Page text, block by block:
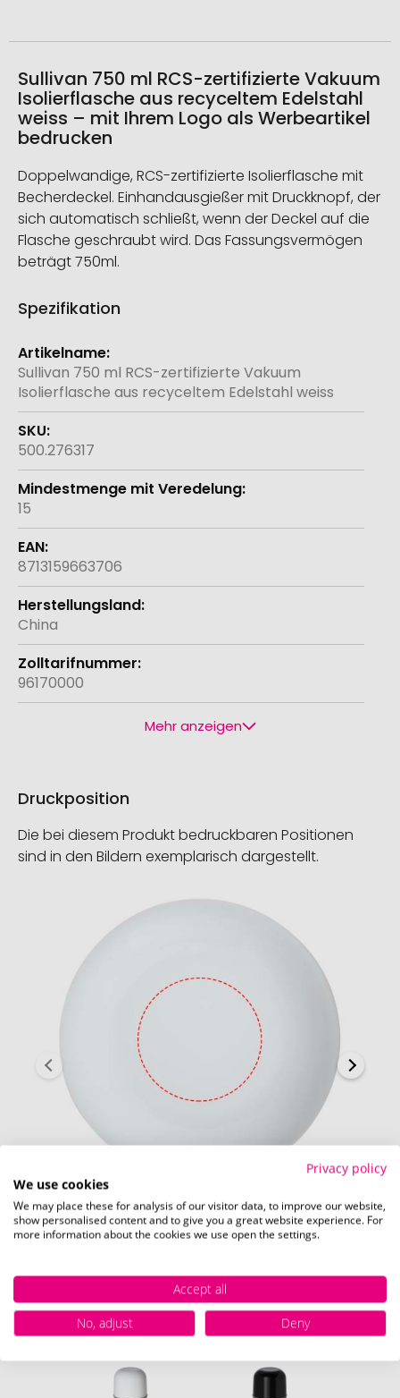
Sullivan 750 ml RCS-zertifizierte Vakuum
Isolierflasche aus recyceltem Edelstahl
weiss – mit Ihrem Logo als Werbeartikel
bedrucken
Doppelwandige, RCS-zertifizierte Isolierflasche mit
Becherdeckel. Einhandausgießer mit Druckknopf, der
sich automatisch schließt, wenn der Deckel auf die
Flasche geschraubt wird. Das Fassungsvermögen
beträgt 750ml.
Spezifikation
Weitere
Informationen
Sullivan 750 ml RCS-zertifizierte Vakuum
Isolierflasche aus recyceltem Edelstahl weiss
500.276317
15
8713159663706
China
96170000
Mehr anzeigen
Druckposition
Die bei diesem Produkt bedruckbaren Positionen
sind in den Bildern exemplarisch dargestellt.
Kappe (25 x 25 mm (Ø 35 mm))
Verfügbare Farben
Privacy policy
We use cookies
We may place these for analysis of our visitor data, to improve our website,
show personalised content and to give you a great website experience. For
more information about the cookies we use open the settings.
Accept all
No, adjust
Deny